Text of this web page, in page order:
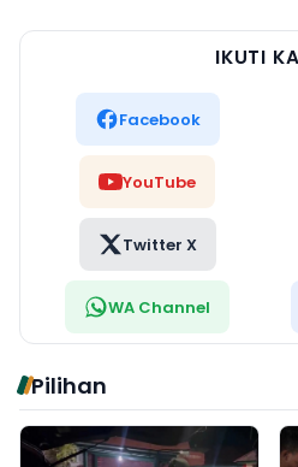
IKUTI
Facebook
YouTube
Twitter X
WA Channel
Pilihan